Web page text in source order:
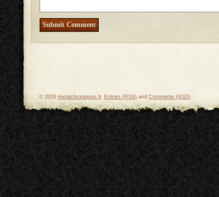
© 2026 metalchroniques.fr. Entries (RSS) and Comments (RSS)